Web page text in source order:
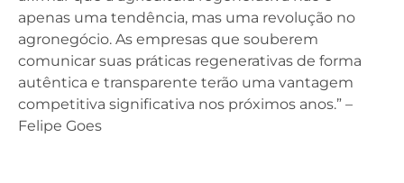
apenas uma tendência, mas uma revolução no
agronegócio. As empresas que souberem
comunicar suas práticas regenerativas de forma
autêntica e transparente terão uma vantagem
competitiva significativa nos próximos anos.” –
Felipe Goes